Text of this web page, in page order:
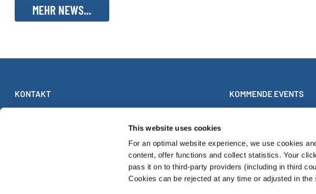
This website uses cookies
For an optimal website experience, we use cookies
content, offer functions and collect statistics. Your
pass it on to third-party providers (including in third
Cookies can be rejected at any time or adjusted in the
MEHR NEWS...
KONTAKT
Ruhberg 1 · 35463 Fernwald (Deutschland)
KOMMENDE EVENTS
Mitsingkonzert
Internationales